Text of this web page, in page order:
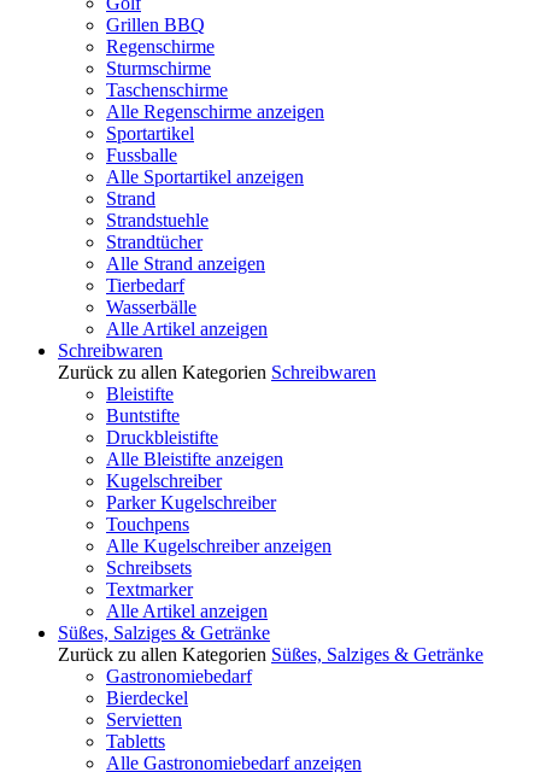
Grillen BBQ
Regenschirme
Sturmschirme
Taschenschirme
Alle Regenschirme anzeigen
Sportartikel
Fussballe
Alle Sportartikel anzeigen
Strand
Strandstuehle
Strandtücher
Alle Strand anzeigen
Tierbedarf
Wasserbälle
Alle Artikel anzeigen
Schreibwaren
Zurück zu allen Kategorien Schreibwaren
Bleistifte
Buntstifte
Druckbleistifte
Alle Bleistifte anzeigen
Kugelschreiber
Parker Kugelschreiber
Touchpens
Alle Kugelschreiber anzeigen
Schreibsets
Textmarker
Alle Artikel anzeigen
Süßes, Salziges & Getränke
Zurück zu allen Kategorien Süßes, Salziges & Getränke
Gastronomiebedarf
Bierdeckel
Servietten
Tabletts
Alle Gastronomiebedarf anzeigen